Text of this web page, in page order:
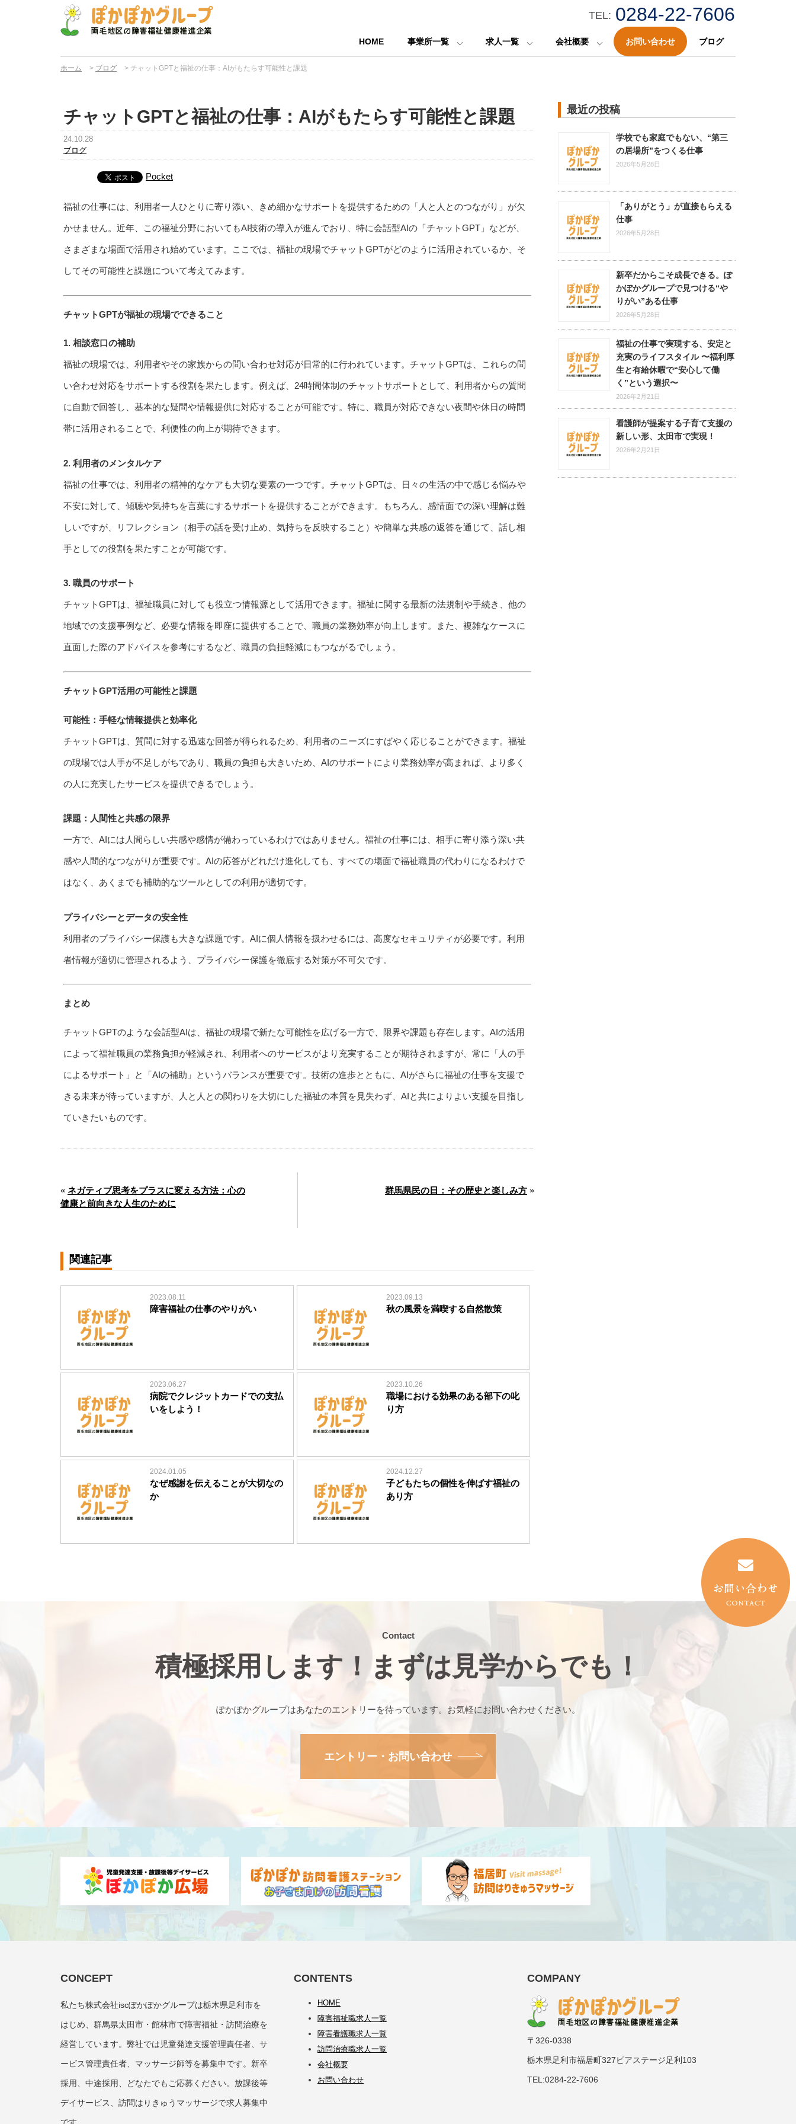
TEL: 0284-22-7606
HOME 事業所一覧 求人一覧 会社概要 お問い合わせ ブログ
ホーム > ブログ > チャットGPTと福祉の仕事：AIがもたらす可能性と課題
チャットGPTと福祉の仕事：AIがもたらす可能性と課題
24.10.28
ブログ
Pocket
福祉の仕事には、利用者一人ひとりに寄り添い、きめ細かなサポートを提供するための「人と人とのつながり」が欠
かせません。近年、この福祉分野においてもAI技術の導入が進んでおり、特に会話型AIの「チャットGPT」などが、
さまざまな場面で活用され始めています。ここでは、福祉の現場でチャットGPTがどのように活用されているか、そ
してその可能性と課題について考えてみます。
チャットGPTが福祉の現場でできること
1. 相談窓口の補助
福祉の現場では、利用者やその家族からの問い合わせ対応が日常的に行われています。チャットGPTは、これらの問
い合わせ対応をサポートする役割を果たします。例えば、24時間体制のチャットサポートとして、利用者からの質問
に自動で回答し、基本的な疑問や情報提供に対応することが可能です。特に、職員が対応できない夜間や休日の時間
帯に活用されることで、利便性の向上が期待できます。
2. 利用者のメンタルケア
福祉の仕事では、利用者の精神的なケアも大切な要素の一つです。チャットGPTは、日々の生活の中で感じる悩みや
不安に対して、傾聴や気持ちを言葉にするサポートを提供することができます。もちろん、感情面での深い理解は難
しいですが、リフレクション（相手の話を受け止め、気持ちを反映すること）や簡単な共感の返答を通じて、話し相
手としての役割を果たすことが可能です。
3. 職員のサポート
チャットGPTは、福祉職員に対しても役立つ情報源として活用できます。福祉に関する最新の法規制や手続き、他の
地域での支援事例など、必要な情報を即座に提供することで、職員の業務効率が向上します。また、複雑なケースに
直面した際のアドバイスを参考にするなど、職員の負担軽減にもつながるでしょう。
チャットGPT活用の可能性と課題
可能性：手軽な情報提供と効率化
チャットGPTは、質問に対する迅速な回答が得られるため、利用者のニーズにすばやく応じることができます。福祉
の現場では人手が不足しがちであり、職員の負担も大きいため、AIのサポートにより業務効率が高まれば、より多く
の人に充実したサービスを提供できるでしょう。
課題：人間性と共感の限界
一方で、AIには人間らしい共感や感情が備わっているわけではありません。福祉の仕事には、相手に寄り添う深い共
感や人間的なつながりが重要です。AIの応答がどれだけ進化しても、すべての場面で福祉職員の代わりになるわけで
はなく、あくまでも補助的なツールとしての利用が適切です。
プライバシーとデータの安全性
利用者のプライバシー保護も大きな課題です。AIに個人情報を扱わせるには、高度なセキュリティが必要です。利用
者情報が適切に管理されるよう、プライバシー保護を徹底する対策が不可欠です。
まとめ
チャットGPTのような会話型AIは、福祉の現場で新たな可能性を広げる一方で、限界や課題も存在します。AIの活用
によって福祉職員の業務負担が軽減され、利用者へのサービスがより充実することが期待されますが、常に「人の手
によるサポート」と「AIの補助」というバランスが重要です。技術の進歩とともに、AIがさらに福祉の仕事を支援で
きる未来が待っていますが、人と人との関わりを大切にした福祉の本質を見失わず、AIと共によりよい支援を目指し
ていきたいものです。
« ネガティブ思考をプラスに変える方法：心の
健康と前向きな人生のために
群馬県民の日：その歴史と楽しみ方 »
関連記事
2023.08.11
障害福祉の仕事のやりがい
2023.09.13
秋の風景を満喫する自然散策
2023.06.27
病院でクレジットカードでの支払
いをしよう！
2023.10.26
職場における効果のある部下の叱
り方
2024.01.05
なぜ感謝を伝えることが大切なの
か
2024.12.27
子どもたちの個性を伸ばす福祉の
あり方
最近の投稿
学校でも家庭でもない、“第三
の居場所”をつくる仕事
2026年5月28日
「ありがとう」が直接もらえる
仕事
2026年5月28日
新卒だからこそ成長できる。ぽ
かぽかグループで見つける“や
りがい”ある仕事
2026年5月28日
福祉の仕事で実現する、安定と
充実のライフスタイル 〜福利厚
生と有給休暇で“安心して働
く”という選択〜
2026年2月21日
看護師が提案する子育て支援の
新しい形、太田市で実現！
2026年2月21日
Contact
積極採用します！まずは見学からでも！
ぽかぽかグループはあなたのエントリーを待っています。お気軽にお問い合わせください。
エントリー・お問い合わせ
CONCEPT
私たち株式会社iscぽかぽかグループは栃木県足利市を
はじめ、群馬県太田市・館林市で障害福祉・訪問治療を
経営しています。弊社では児童発達支援管理責任者、サ
ービス管理責任者、マッサージ師等を募集中です。新卒
採用、中途採用、どなたでもご応募ください。放課後等
デイサービス、訪問はりきゅうマッサージで求人募集中
CONTENTS
HOME
障害福祉職求人一覧
障害看護職求人一覧
訪問治療職求人一覧
会社概要
お問い合わせ
COMPANY
〒326-0338
栃木県足利市福居町327ピアステージ足利103
TEL:0284-22-7606